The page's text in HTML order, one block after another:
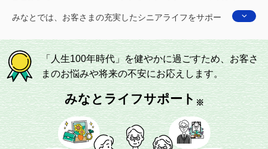
みなとでは、お客さまの充実したシニアライフをサポー
きます。
※ サービスは提携先の企業より提供いたします。
「人生100年時代」を健やかに過ごすため、お客さ
まのお悩みや将来の不安にお応えします。
みなとライフサポート※